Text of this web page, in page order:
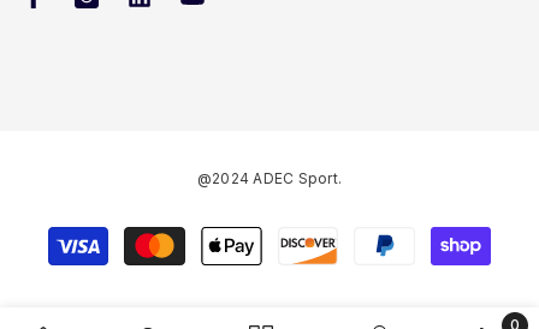
@2024 ADEC Sport.
Payment
methods
0